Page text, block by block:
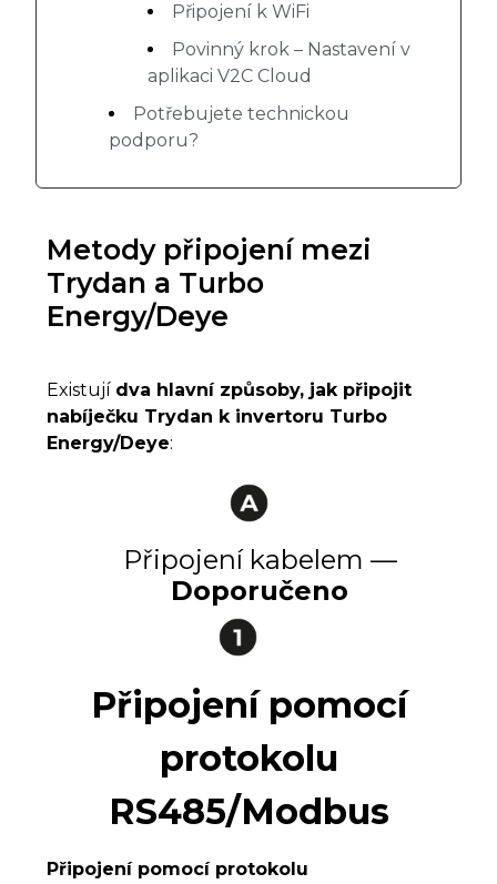
Připojení k WiFi
Povinný krok – Nastavení v
aplikaci V2C Cloud
Potřebujete technickou
podporu?
Metody připojení mezi
Trydan a Turbo
Energy/Deye
Existují dva hlavní způsoby, jak připojit
nabíječku Trydan k invertoru Turbo
Energy/Deye:
Připojení kabelem —
Doporučeno
Připojení pomocí
protokolu
RS485/Modbus
Připojení pomocí protokolu